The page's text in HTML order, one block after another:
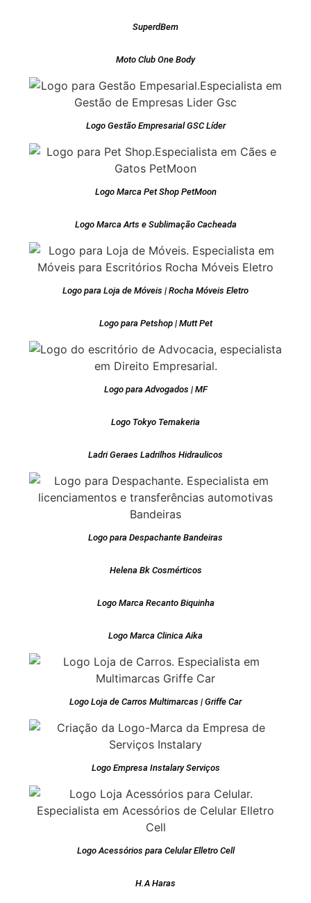
SuperdBem
Moto Club One Body
Logo Gestão Empresarial GSC Líder
Logo Marca Pet Shop PetMoon
Logo Marca Arts e Sublimação Cacheada
Logo para Loja de Móveis | Rocha Móveis Eletro
Logo para Petshop | Mutt Pet
Logo para Advogados | MF
Logo Tokyo Temakeria
Ladri Geraes Ladrilhos Hidraulicos
Logo para Despachante Bandeiras
Helena Bk Cosmérticos
Logo Marca Recanto Biquinha
Logo Marca Clinica Aika
Logo Loja de Carros Multimarcas | Griffe Car
Logo Empresa Instalary Serviços
Logo Acessórios para Celular Elletro Cell
H.A Haras